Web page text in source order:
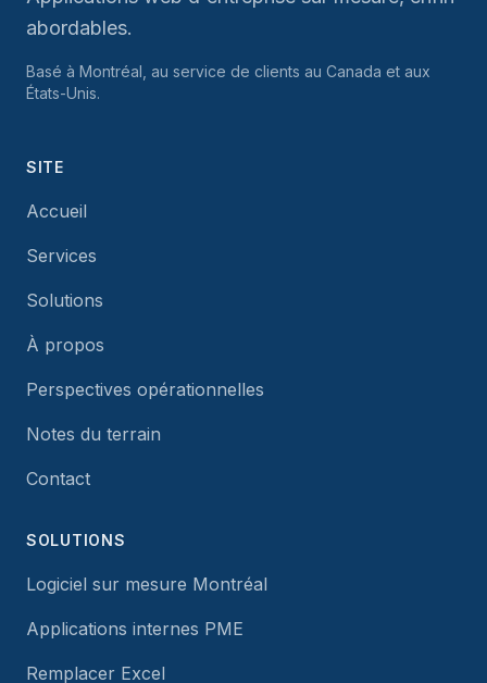
abordables.
Basé à Montréal, au service de clients au Canada et aux
États-Unis.
SITE
Accueil
Services
Solutions
À propos
Perspectives opérationnelles
Notes du terrain
Contact
SOLUTIONS
Logiciel sur mesure Montréal
Applications internes PME
Remplacer Excel